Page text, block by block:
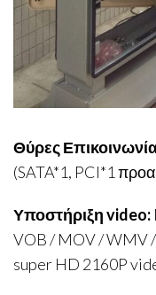
Θύρες
(SATA*1, PCI*1
Υποστήριξη video:
VOB / MOV / WMV
super HD 2160P